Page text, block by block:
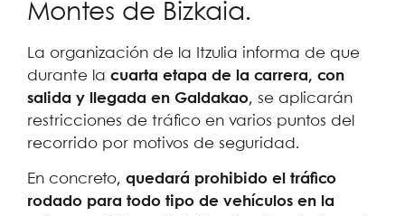
Montes de Bizkaia.
La organización de la Itzulia informa de que
durante la cuarta etapa de la carrera, con
salida y llegada en Galdakao, se aplicarán
restricciones de tráfico en varios puntos del
recorrido por motivos de seguridad.
En concreto, quedará prohibido el tráfico
rodado para todo tipo de vehículos en la